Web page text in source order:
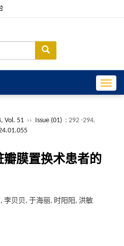
Vol. 51 ›› Issue (01) : 292 -294.
膜置换术患者的
李贝贝, 于海丽, 时阳阳, 洪敏